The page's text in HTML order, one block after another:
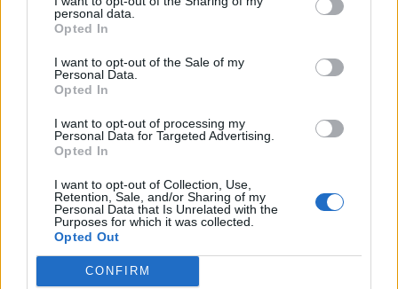
personal data.
Opted In
I want to opt-out of the Sale of my
Personal Data.
Opted In
I want to opt-out of processing my
Personal Data for Targeted Advertising.
Opted In
I want to opt-out of Collection, Use,
Retention, Sale, and/or Sharing of my
Personal Data that Is Unrelated with the
Purposes for which it was collected.
Opted Out
CONFIRM
Calciopoli: nelle prossime ore
verdetto della Corte Federale su
25/08/2006
di LUIGI SALOMONE LA CAF di
Artico sceglie la linea tracciata
resta ...